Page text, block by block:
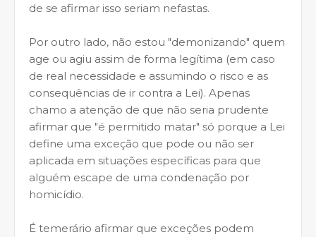
de se afirmar isso seriam nefastas.
Por outro lado, não estou "demonizando" quem
age ou agiu assim de forma legítima (em caso
de real necessidade e assumindo o risco e as
consequências de ir contra a Lei). Apenas
chamo a atenção de que não seria prudente
afirmar que "é permitido matar" só porque a Lei
define uma exceção que pode ou não ser
aplicada em situações específicas para que
alguém escape de uma condenação por
homicídio.
É temerário afirmar que exceções podem